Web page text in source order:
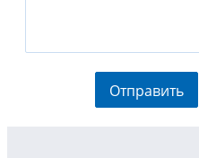
Отправить